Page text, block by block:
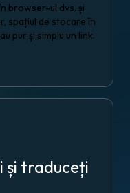
browser-ul dvs. și
spațiul de stocare în
pur și simplu un link.
traduceți